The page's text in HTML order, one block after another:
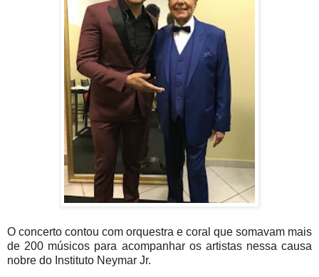
O concerto contou com orquestra e coral que somavam mais
de 200 músicos para acompanhar os artistas nessa causa
nobre do Instituto Neymar Jr.